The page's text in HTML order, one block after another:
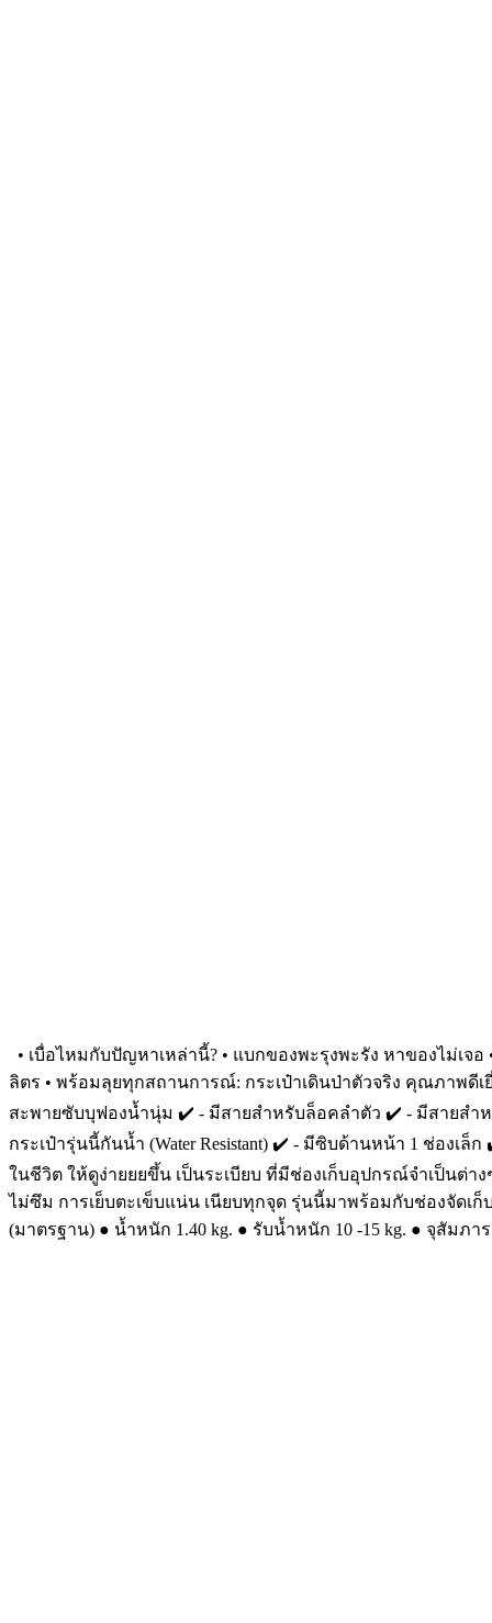
• เบื่อไหมกับปัญหาเหล่านี้? • แบกของพะรุงพะรัง หาของไม่เจ
ลิตร • พร้อมลุยทุกสถานการณ์: กระเป๋าเดินป่าตัวจริง คุณภาพดี
สะพายซับบุฟองน้ำนุ่ม ✔️ - มีสายสำหรับล็อคลำตัว ✔️ - มีสายสำ
กระเป๋ารุ่นนี้กันน้ำ (Water Resistant) ✔️ - มีซิบด้านหน้า 1 ช่อง
ในชีวิต ให้ดูง่ายยยขึ้น เป็นระเบียบ ที่มีช่องเก็บอุปกรณ์จำเป็นต่
ไม่ซึม การเย็บตะเข็บแน่น เนียบทุกจุด รุ่นนี้มาพร้อมกับช่องจัดเก็
(มาตรฐาน) ● น้ำหนัก 1.40 kg. ● รับน้ำหนัก 10 -15 kg. ● จุสัม